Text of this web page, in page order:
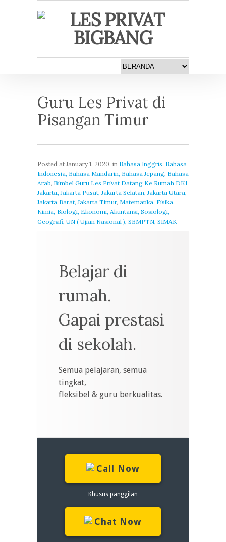
Guru Les Privat di
Pisangan Timur
Posted atJanuary 1, 2020, in Bahasa Inggris, Bahasa
Indonesia, Bahasa Mandarin, Bahasa Jepang, Bahasa
Arab, Bimbel Guru Les Privat Datang Ke Rumah DKI
Jakarta, Jakarta Pusat, Jakarta Selatan, Jakarta Utara,
Jakarta Barat, Jakarta Timur, Matematika, Fisika,
Kimia, Biologi, Ekonomi, Akuntansi, Sosiologi,
Geografi, UN ( Ujian Nasional ), SBMPTN, SIMAK
Belajar di
rumah.
Gapai prestasi
di sekolah.
Semua pelajaran, semua
tingkat,
fleksibel & guru berkualitas.
Call Now
Khusus panggilan
Chat Now